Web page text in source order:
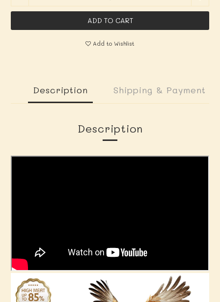
ADD TO CART
Add to Wishlist
Description Shipping & Payment
Description